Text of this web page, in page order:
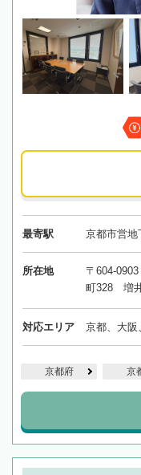
最寄駅 京都市営地
所在地
〒604-
町328 増
対応エリア 京都、大阪
京都府 京